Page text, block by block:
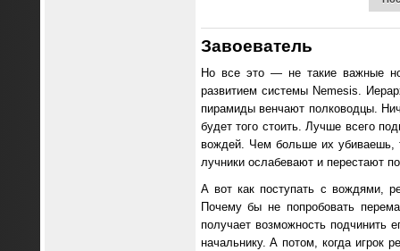
Завоеватель
Но все это — не такие важные
развитием системы Nemesis.
пирамиды венчают полководцы.
будет того стоить. Лучше всего
вождей. Чем больше их убиваешь,
лучники ослабевают и перестают
А вот как поступать с вождями,
Почему бы не попробовать
получает возможность подчинить
начальнику. А потом, когда игрок